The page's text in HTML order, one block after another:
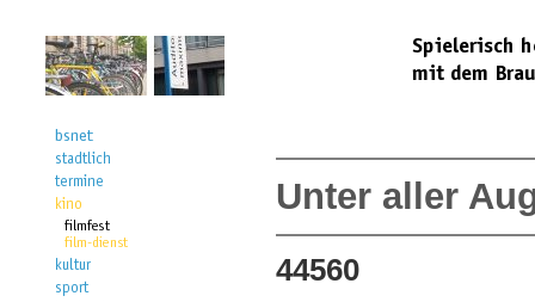
Unter aller
44560